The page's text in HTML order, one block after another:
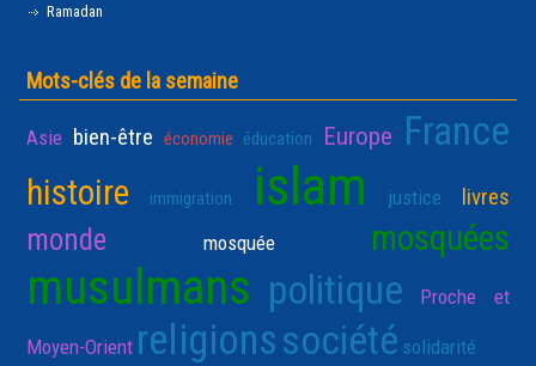
Ramadan
Mots-clés de la semaine
Asie bien-être économie éducation Europe France
histoire immigration islam justice livres
monde mosquée mosquées
musulmans politique Proche et
Moyen-Orient religionssociété solidarité